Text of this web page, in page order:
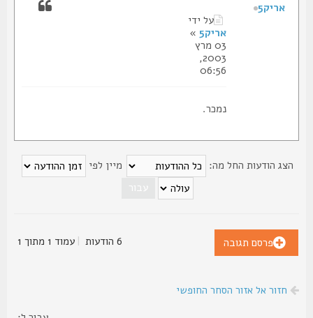
על ידי
אריק5 »
03 מרץ
2003,
06:56
נמכר.
אריק5
הודעות החל מה: מיין לפי
פרסם תגובה |עמוד1מתוך1
חזור אל אזור הסחר החופשי